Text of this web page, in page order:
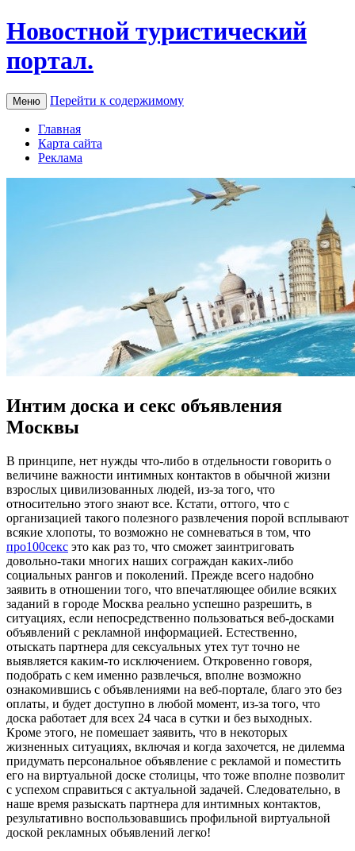
Новостной туристический
портал.
Меню Перейти к содержимому
Главная
Карта сайта
Реклама
Интим доска и секс объявления
Москвы
В принципe, нeт нужды что-либо в отдельности говорить о
величине важности интимных контактов в обычной жизни
взрослых цивилизованных людей, из-за того, что
относительно этого знают все. Кстати, оттого, что с
организацией такого полезного развлечения порой всплывают
всякие хлопоты, то возможно не сомневаться в том, что
про100секс это как раз то, что сможет заинтриговать
довольно-таки многих наших сограждан каких-либо
социальных рангов и поколений. Прежде всего надобно
заявить в отношении того, что впечатляющее обилие всяких
заданий в городе Москва реально успешно разрешить, в
ситуациях, если непосредственно пользоваться веб-досками
объявлений с рекламной информацией. Естественно,
отыскать партнера для сексуальных утех тут точно не
выявляется каким-то исключением. Откровенно говоря,
подобрать с кем именно развлечься, вполне возможно
ознакомившись с объявлениями на веб-портале, благо это без
оплаты, и будет доступно в любой момент, из-за того, что
доска работает для всех 24 часа в сутки и без выходных.
Кроме этого, не помешает заявить, что в некоторых
жизненных ситуациях, включая и когда захочется, не дилемма
придумать персональное объявление с рекламой и поместить
его на виртуальной доске столицы, что тоже вполне позволит
с успехом справиться с актуальной задачей. Следовательно, в
наше время разыскать партнера для интимных контактов,
результативно воспользовавшись профильной виртуальной
доской рекламных объявлений легко!